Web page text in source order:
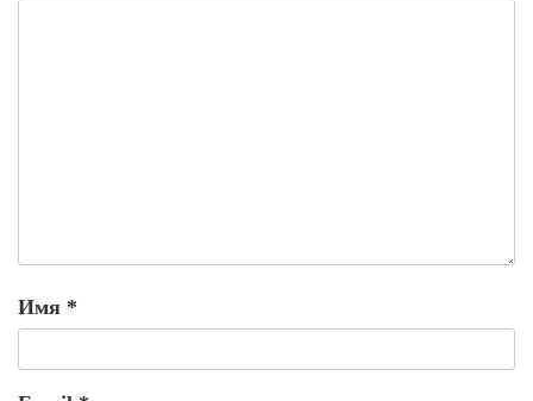
Имя *